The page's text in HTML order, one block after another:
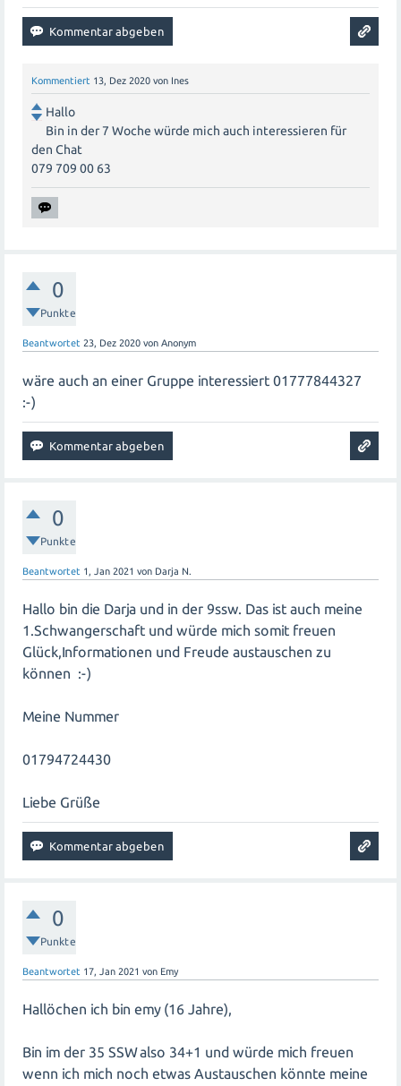
Kommentiert 13, Dez 2020 von Ines
Hallo
Bin in der 7 Woche würde mich auch interessieren für
den Chat
079 709 00 63
0
Punkte
Beantwortet 23, Dez 2020 von Anonym
wäre auch an einer Gruppe interessiert 01777844327
:-)
0
Punkte
Beantwortet 1, Jan 2021 von Darja N.
Hallo bin die Darja und in der 9ssw. Das ist auch meine
1.Schwangerschaft und würde mich somit freuen
Glück,Informationen und Freude austauschen zu
können :-)
Meine Nummer
01794724430
Liebe Grüße
0
Punkte
Beantwortet 17, Jan 2021 von Emy
Hallöchen ich bin emy (16 Jahre),
Bin im der 35 SSW also 34+1 und würde mich freuen
wenn ich mich noch etwas Austauschen könnte meine